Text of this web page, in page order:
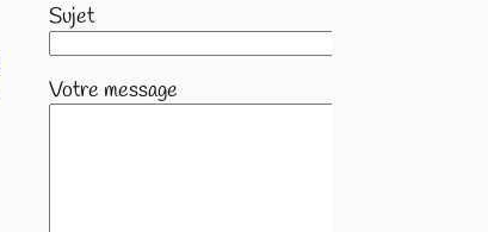
Sujet
Votre message